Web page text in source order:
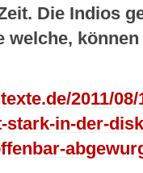
Die Indios
welche,
2011/
in-der-